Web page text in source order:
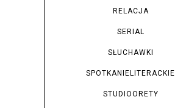
RELACJA
SERIAL
SŁUCHAWKI
SPOTKANIELITERACKIE
STUDIOORETY